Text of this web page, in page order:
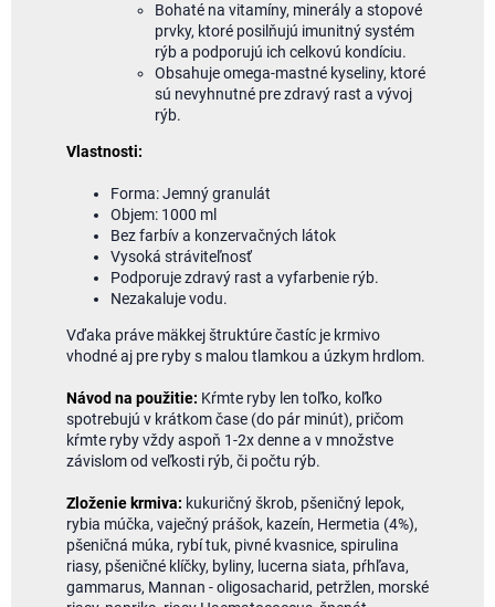
Bohaté na vitamíny, minerály a stopové
prvky, ktoré posilňujú imunitný systém
rýb a podporujú ich celkovú kondíciu.
Obsahuje omega-mastné kyseliny, ktoré
sú nevyhnutné pre zdravý rast a vývoj
rýb.
Vlastnosti:
Forma: Jemný granulát
Objem: 1000 ml
Bez farbív a konzervačných látok
Vysoká stráviteľnosť
Podporuje zdravý rast a vyfarbenie rýb.
Nezakaluje vodu.
Vďaka práve mäkkej štruktúre častíc je krmivo
vhodné aj pre ryby s malou tlamkou a úzkym hrdlom.
Návod na použitie: Kŕmte ryby len toľko, koľko
spotrebujú v krátkom čase (do pár minút), pričom
kŕmte ryby vždy aspoň 1-2x denne a v množstve
závislom od veľkosti rýb, či počtu rýb.
Zloženie krmiva: kukuričný škrob, pšeničný lepok,
rybia múčka, vaječný prášok, kazeín, Hermetia (4%),
pšeničná múka, rybí tuk, pivné kvasnice, spirulina
riasy, pšeničné klíčky, byliny, lucerna siata, pŕhľava,
gammarus, Mannan - oligosacharid, petržlen, morské